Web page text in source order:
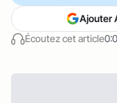
Écoutez cet article
Ajouter